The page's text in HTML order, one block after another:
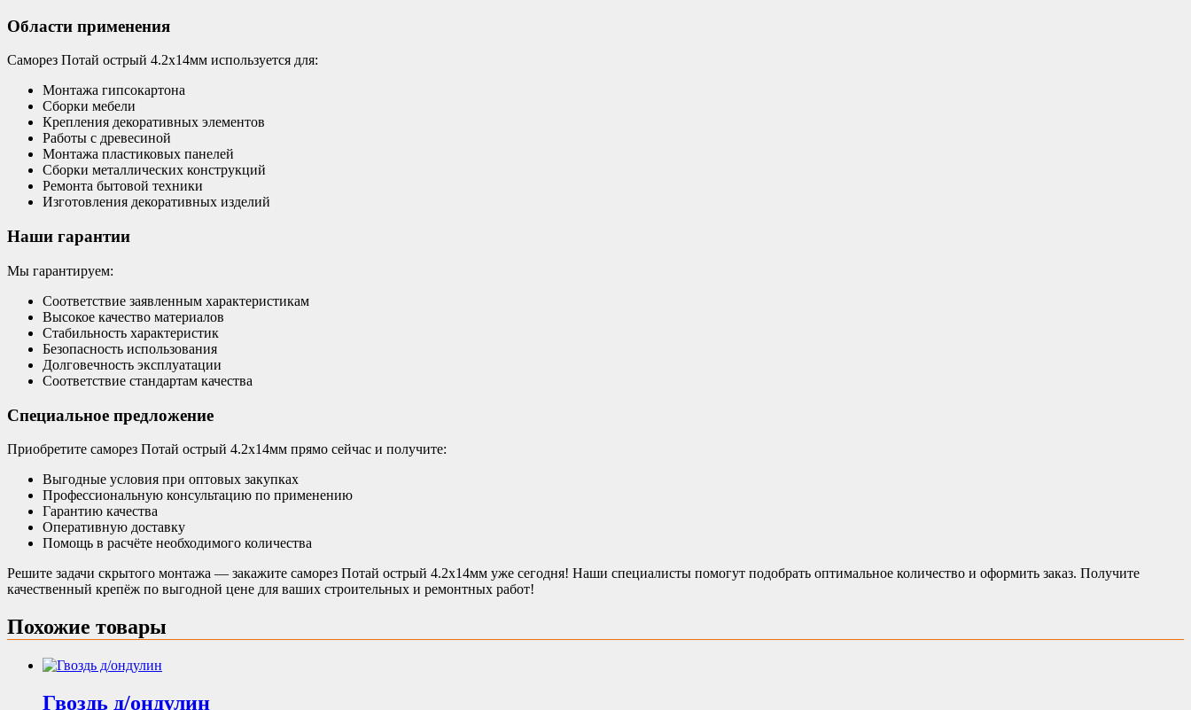
Области применения
Саморез Потай острый 4.2х14мм используется для:
Монтажа гипсокартона
Сборки мебели
Крепления декоративных элементов
Работы с древесиной
Монтажа пластиковых панелей
Сборки металлических конструкций
Ремонта бытовой техники
Изготовления декоративных изделий
Наши гарантии
Мы гарантируем:
Соответствие заявленным характеристикам
Высокое качество материалов
Стабильность характеристик
Безопасность использования
Долговечность эксплуатации
Соответствие стандартам качества
Специальное предложение
Приобретите саморез Потай острый 4.2х14мм прямо сейчас и получите:
Выгодные условия при оптовых закупках
Профессиональную консультацию по применению
Гарантию качества
Оперативную доставку
Помощь в расчёте необходимого количества
Решите задачи скрытого монтажа — закажите саморез Потай острый 4.2х14мм уже сегодня! Наши специалисты помогут подобрать оптимальное количество и оформить заказ. Получите
качественный крепёж по выгодной цене для ваших строительных и ремонтных работ!
Похожие товары
Гвоздь д/ондулин